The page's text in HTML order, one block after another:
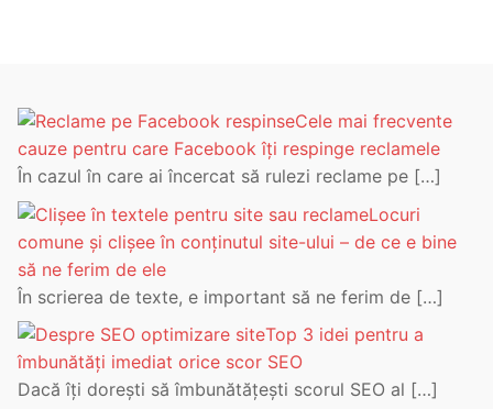
Cele mai frecvente
cauze pentru care Facebook îți respinge reclamele
În cazul în care ai încercat să rulezi reclame pe […]
Locuri
comune și clișee în conținutul site-ului – de ce e bine
să ne ferim de ele
În scrierea de texte, e important să ne ferim de […]
Top 3 idei pentru a
îmbunătăți imediat orice scor SEO
Dacă îți dorești să îmbunătățești scorul SEO al […]